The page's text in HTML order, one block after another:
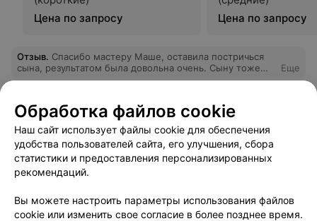
Цена по запросу
Цена по запросу
Отзыв. Спасибо мастеру Маше, оставила постричься
сына, результатом была довольна очень. Сыну тоже
очень нравится!
Еще
Отзывы
Добавить компанию
Обработка файлов cookie
Наш сайт использует файлы cookie для обеспечения
удобства пользователей сайта, его улучшения, сбора
статистики и предоставления персонализированных
рекомендаций.
Вы можете настроить параметры использования файлов
cookie или изменить свое согласие в более позднее время.